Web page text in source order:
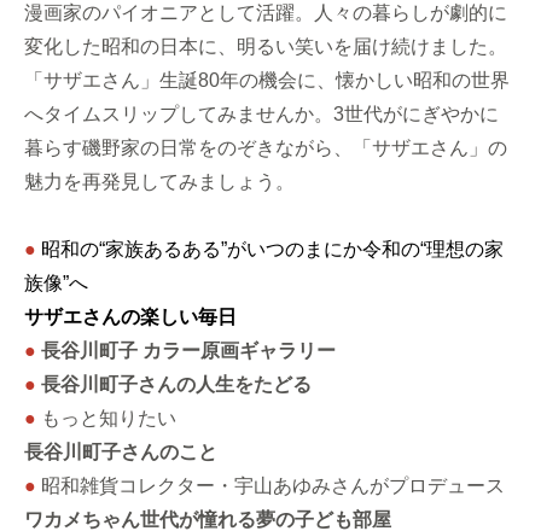
漫画家のパイオニアとして活躍。人々の暮らしが劇的に
変化した昭和の日本に、明るい笑いを届け続けました。
「サザエさん」生誕80年の機会に、懐かしい昭和の世界
へタイムスリップしてみませんか。3世代がにぎやかに
暮らす磯野家の日常をのぞきながら、「サザエさん」の
魅力を再発見してみましょう。
● 昭和の“家族あるある”がいつのまにか令和の“理想の家
族像”へ
サザエさんの楽しい毎日
● 長谷川町子 カラー原画ギャラリー
● 長谷川町子さんの人生をたどる
● もっと知りたい
長谷川町子さんのこと
● 昭和雑貨コレクター・宇山あゆみさんがプロデュース
ワカメちゃん世代が憧れる夢の子ども部屋